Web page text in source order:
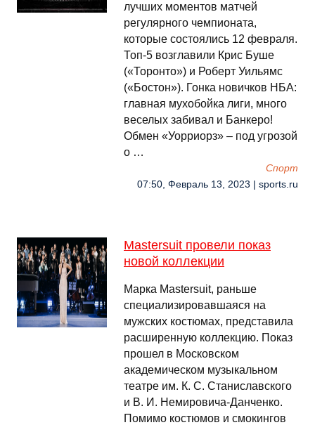
лучших моментов матчей
регулярного чемпионата,
которые состоялись 12 февраля.
Топ-5 возглавили Крис Буше
(«Торонто») и Роберт Уильямс
(«Бостон»). Гонка новичков НБА:
главная мухобойка лиги, много
веселых забивал и Банкеро!
Обмен «Уорриорз» – под угрозой
о …
Спорт
07:50, Февраль 13, 2023 | sports.ru
Mastersuit провели показ
новой коллекции
Марка Mastersuit, раньше
специализировавшаяся на
мужских костюмах, представила
расширенную коллекцию. Показ
прошел в Московском
академическом музыкальном
театре им. К. С. Станиславского
и В. И. Немировича-Данченко.
Помимо костюмов и смокингов